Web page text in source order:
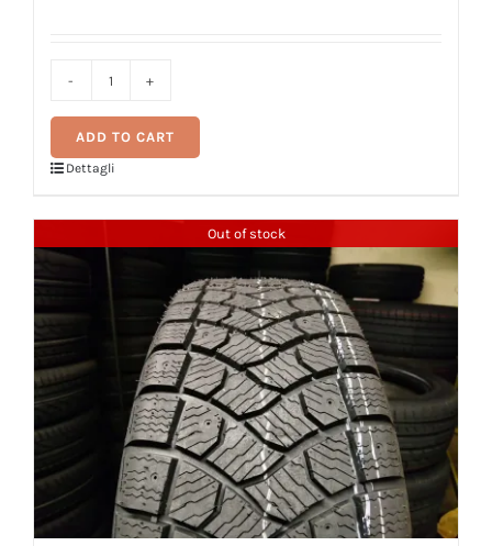
185/65R15
EMMEBI
NF3
ADD TO CART
Dettagli
Out of stock